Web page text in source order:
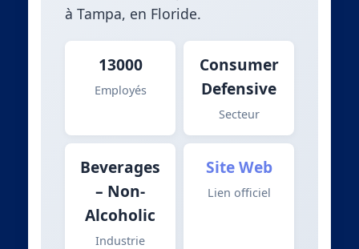
à Tampa, en Floride.
13000
Employés
Consumer
Defensive
Secteur
Beverages
– Non-
Alcoholic
Industrie
Site Web
Lien officiel